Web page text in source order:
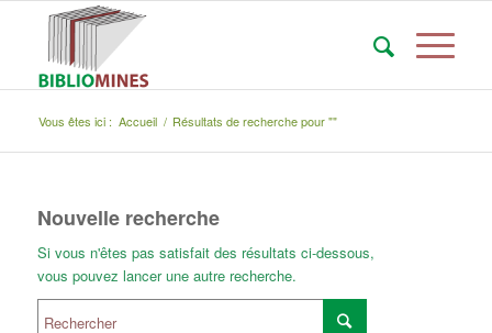
Vous êtes ici : Accueil / Résultats de recherche pour ""
Nouvelle recherche
Si vous n'êtes pas satisfait des résultats ci-dessous,
vous pouvez lancer une autre recherche.